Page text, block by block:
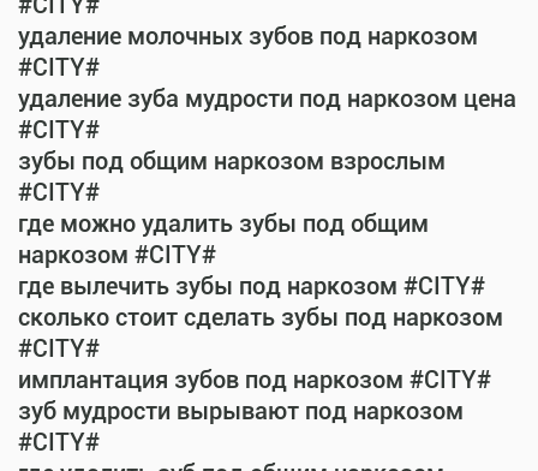
удаление молочных зубов под наркозом
#CITY#
удаление зуба мудрости под наркозом цена
#CITY#
зубы под общим наркозом взрослым
#CITY#
где можно удалить зубы под общим
наркозом #CITY#
где вылечить зубы под наркозом #CITY#
сколько стоит сделать зубы под наркозом
#CITY#
имплантация зубов под наркозом #CITY#
зуб мудрости вырывают под наркозом
#CITY#